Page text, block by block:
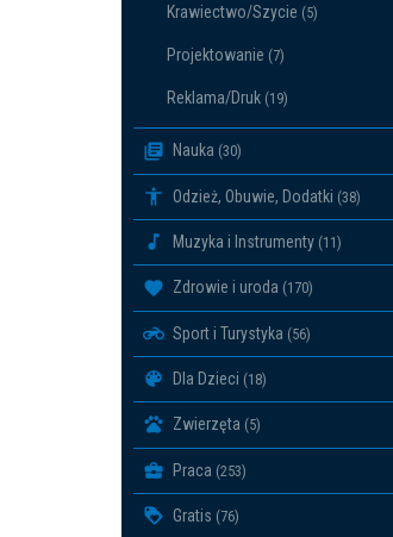
Krawiectwo/Szycie (5)
Projektowanie (7)
Reklama/Druk (19)
Nauka (30)
Odzież, Obuwie, Dodatki (38)
Muzyka i Instrumenty (11)
Zdrowie i uroda (170)
Sport i Turystyka (56)
Dla Dzieci (18)
Zwierzęta (5)
Praca (253)
Gratis (76)